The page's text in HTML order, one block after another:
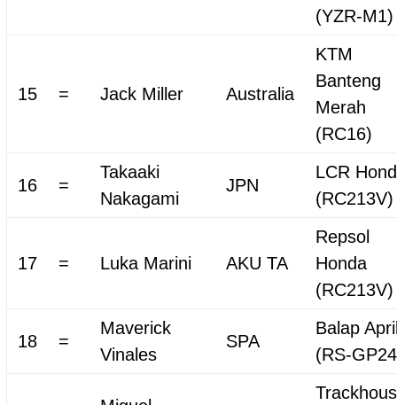
(YZR-M1)
15 = Jack Miller Australia
KTM
Banteng
Merah
(RC16)
16 =
Takaaki
Nakagami
JPN
LCR
(RC213V)
17 = Luka Marini AKU TA
Repsol
Honda
(RC213V)
18 =
Maverick
Vinales
SPA
Balap
(RS-